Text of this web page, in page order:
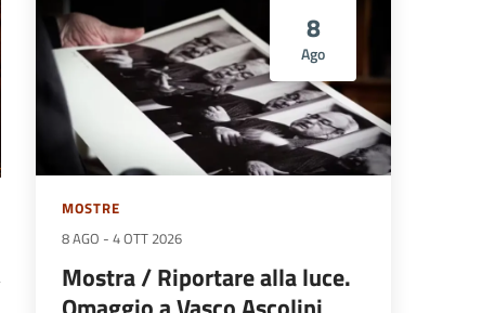
8
Ago
MOSTRE
8 AGO - 4 OTT 2026
Mostra / Riportare alla luce.